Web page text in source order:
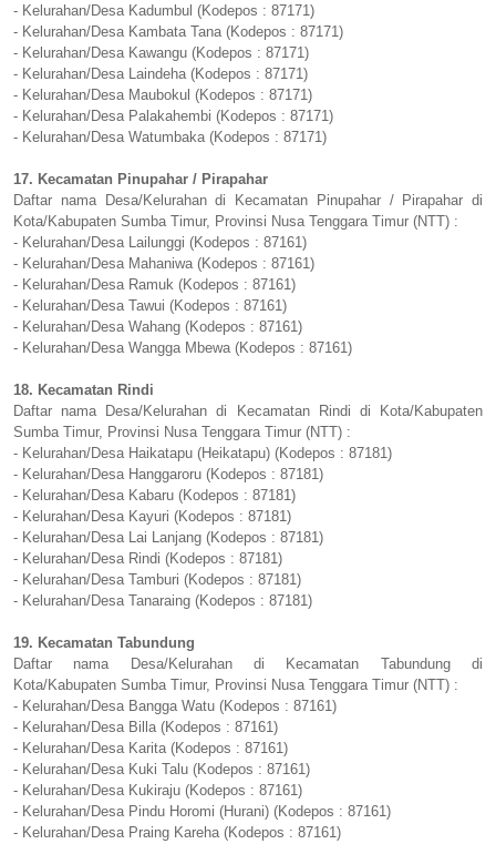
- Kelurahan/Desa Kadumbul (Kodepos : 87171)
- Kelurahan/Desa Kambata Tana (Kodepos : 87171)
- Kelurahan/Desa Kawangu (Kodepos : 87171)
- Kelurahan/Desa Laindeha (Kodepos : 87171)
- Kelurahan/Desa Maubokul (Kodepos : 87171)
- Kelurahan/Desa Palakahembi (Kodepos : 87171)
- Kelurahan/Desa Watumbaka (Kodepos : 87171)
17. Kecamatan Pinupahar / Pirapahar
Daftar nama Desa/Kelurahan di Kecamatan Pinupahar / Pirapahar di
Kota/Kabupaten Sumba Timur, Provinsi Nusa Tenggara Timur (NTT) :
- Kelurahan/Desa Lailunggi (Kodepos : 87161)
- Kelurahan/Desa Mahaniwa (Kodepos : 87161)
- Kelurahan/Desa Ramuk (Kodepos : 87161)
- Kelurahan/Desa Tawui (Kodepos : 87161)
- Kelurahan/Desa Wahang (Kodepos : 87161)
- Kelurahan/Desa Wangga Mbewa (Kodepos : 87161)
18. Kecamatan Rindi
Daftar nama Desa/Kelurahan di Kecamatan Rindi di Kota/Kabupaten
Sumba Timur, Provinsi Nusa Tenggara Timur (NTT) :
- Kelurahan/Desa Haikatapu (Heikatapu) (Kodepos : 87181)
- Kelurahan/Desa Hanggaroru (Kodepos : 87181)
- Kelurahan/Desa Kabaru (Kodepos : 87181)
- Kelurahan/Desa Kayuri (Kodepos : 87181)
- Kelurahan/Desa Lai Lanjang (Kodepos : 87181)
- Kelurahan/Desa Rindi (Kodepos : 87181)
- Kelurahan/Desa Tamburi (Kodepos : 87181)
- Kelurahan/Desa Tanaraing (Kodepos : 87181)
19. Kecamatan Tabundung
Daftar nama Desa/Kelurahan di Kecamatan Tabundung di
Kota/Kabupaten Sumba Timur, Provinsi Nusa Tenggara Timur (NTT) :
- Kelurahan/Desa Bangga Watu (Kodepos : 87161)
- Kelurahan/Desa Billa (Kodepos : 87161)
- Kelurahan/Desa Karita (Kodepos : 87161)
- Kelurahan/Desa Kuki Talu (Kodepos : 87161)
- Kelurahan/Desa Kukiraju (Kodepos : 87161)
- Kelurahan/Desa Pindu Horomi (Hurani) (Kodepos : 87161)
- Kelurahan/Desa Praing Kareha (Kodepos : 87161)